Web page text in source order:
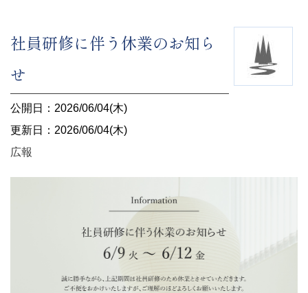
社員研修に伴う休業のお知ら
せ
公開日：2026/06/04(木)
更新日：2026/06/04(木)
広報